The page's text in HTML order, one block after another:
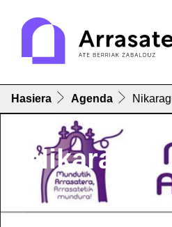
Hasiera Agenda
Nikaragua